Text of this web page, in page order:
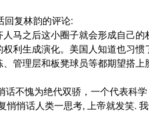
回复林韵的评论:
马之后这小圈子就会形成自己
利生成演化。美国人知道也习
管理层和板凳球员等都期望搭
不愧为绝代双骄，一个代表科
悄话人类一思考, 上帝就发笑.